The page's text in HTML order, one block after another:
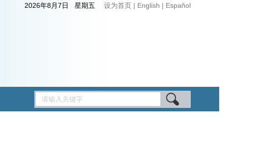
2026年8月7日 星期五 设为首页 | English | Español